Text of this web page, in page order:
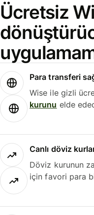
Ücretsiz
Para transferi
Wise ile gizli
kurunu elde
Canlı döviz
Döviz kurunun
için favori para